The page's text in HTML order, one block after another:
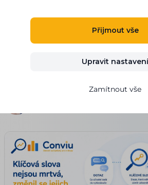
Od klíčových
záměrům: nová
SEO a PPC
Přijmout vše
Upravit nastavení
Zamítnout vše